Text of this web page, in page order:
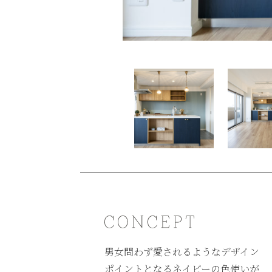
男女問わず愛されるようなデザイン
ポイントとなるネイビーの色使いが